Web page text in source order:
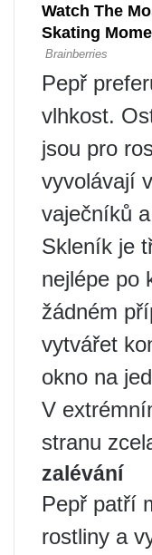
Pepř
vlhkost.
jsou pro
vyvolávají
vaječníků
Skleník je
nejlépe po
žádném
vytvářet
okno na
V
stranu
zalévání
Pepř patří
rostliny a